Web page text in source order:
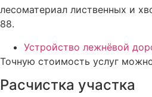
лесоматериал лиственных и
88.
Устройство лежнёвой
Точную стоимость услуг
Расчистка участка